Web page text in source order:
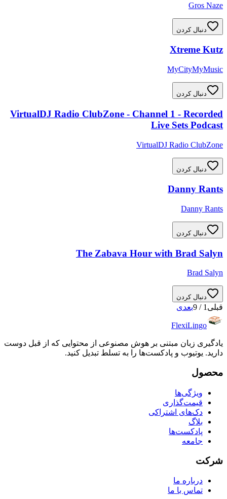
Gros Naze
دنبال کردن
Xtreme Kutz
MyCityMyMusic
دنبال کردن
VirtualDJ Radio ClubZone - Channel 1 - Recorded
Live Sets Podcast
VirtualDJ Radio ClubZone
دنبال کردن
Danny Rants
Danny Rants
دنبال کردن
The Zabava Hour with Brad Salyn
Brad Salyn
دنبال کردن
قبلی 1
/
9بعدی
FlexiLingo
یادگیری زبان مبتنی بر هوش مصنوعی از محتوایی که از قبل دوست
دارید. یوتیوب و پادکست‌ها را به تسلط تبدیل کنید.
محصول
ویژگی‌ها
قیمت‌گذاری
دک‌های اشتراکی
بلاگ
پادکست‌ها
جامعه
شرکت
درباره ما
تماس با ما